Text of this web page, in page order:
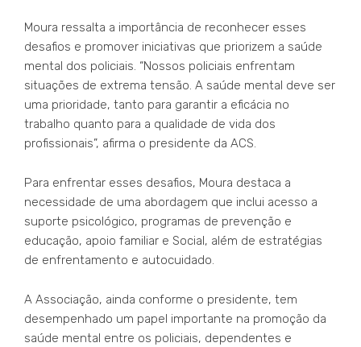
Moura ressalta a importância de reconhecer esses
desafios e promover iniciativas que priorizem a saúde
mental dos policiais. “Nossos policiais enfrentam
situações de extrema tensão. A saúde mental deve ser
uma prioridade, tanto para garantir a eficácia no
trabalho quanto para a qualidade de vida dos
profissionais”, afirma o presidente da ACS.
Para enfrentar esses desafios, Moura destaca a
necessidade de uma abordagem que inclui acesso a
suporte psicológico, programas de prevenção e
educação, apoio familiar e Social, além de estratégias
de enfrentamento e autocuidado.
A Associação, ainda conforme o presidente, tem
desempenhado um papel importante na promoção da
saúde mental entre os policiais, dependentes e